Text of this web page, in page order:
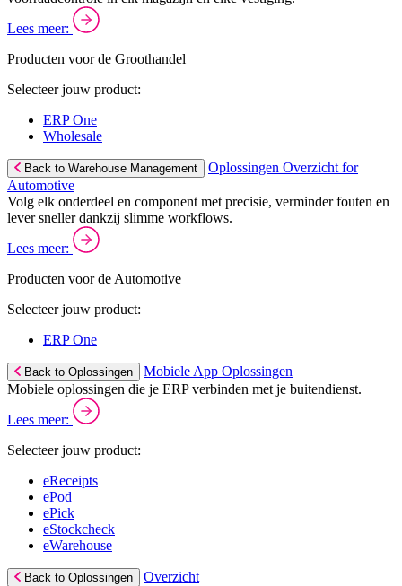
Lees meer:
Producten voor de Groothandel
Selecteer jouw product:
ERP One
Wholesale
Back to Warehouse Management
Oplossingen Overzicht for
Automotive
Volg elk onderdeel en component met precisie, verminder fouten en
lever sneller dankzij slimme workflows.
Lees meer:
Producten voor de Automotive
Selecteer jouw product:
ERP One
Back to Oplossingen
Mobiele App Oplossingen
Mobiele oplossingen die je ERP verbinden met je buitendienst.
Lees meer:
Selecteer jouw product:
eReceipts
ePod
ePick
eStockcheck
eWarehouse
Back to Oplossingen
Overzicht